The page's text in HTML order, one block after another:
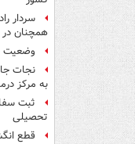
سردار
همچنان در
وضعیت
نجات
به مرکز
ثبت
تحصیلی
قطع